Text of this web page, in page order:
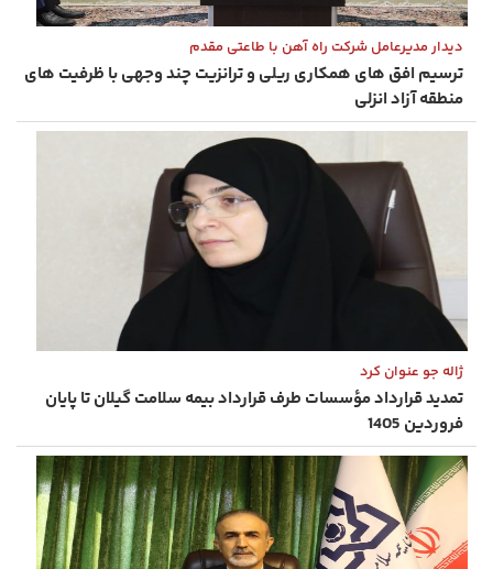
دیدار مدیرعامل شرکت راه آهن با طاعتی مقدم
ترسیم افق های همکاری ریلی و ترانزیت چند وجهی با ظرفیت های
منطقه آزاد انزلی
ژاله جو عنوان کرد
تمدید قرارداد مؤسسات طرف قرارداد بیمه سلامت گیلان تا پایان
فروردین 1405